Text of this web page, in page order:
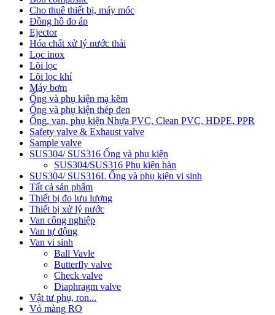
Cho thuê thiết bị, máy móc
Đồng hồ đo áp
Ejector
Hóa chất xử lý nước thải
Lọc inox
Lõi lọc
Lõi lọc khí
Máy bơm
Ống và phụ kiện mạ kẽm
Ống và phụ kiện thép đen
Ống, van, phụ kiện Nhựa PVC, Clean PVC, HDPE, PPR
Safety valve & Exhaust valve
Sample valve
SUS304/ SUS316 Ống và phụ kiện
SUS304/SUS316 Phụ kiện hàn
SUS304/ SUS316L Ống và phụ kiện vi sinh
Tất cả sản phẩm
Thiết bị đo lưu lượng
Thiết bị xử lý nước
Van công nghiệp
Van tự động
Van vi sinh
Ball Vavle
Butterfly valve
Check valve
Diaphragm valve
Vật tư phụ, ron...
Vỏ màng RO